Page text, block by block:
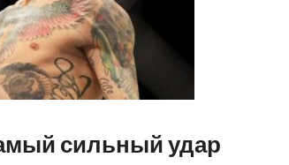
сильный удар